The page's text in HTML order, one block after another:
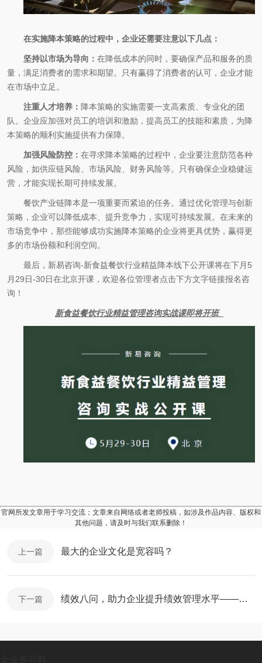
在实施降本策略的过程中，企业还需要注意以下几点：
坚持以市场为导向： 在降低成本的同时，要确保产品和服务的质
量，满足消费者的需求和期望。只有赢得了消费者的认可，企业才能
在市场中立足。
注重人才培养： 降本策略的实施需要一支高素质、专业化的团
队。企业应加强对员工的培训和激励，提高员工的技能和素质，为降
本策略的顺利实施提供有力保障。
加强风险防控： 在寻求降本策略的过程中，企业要注意防范各种
风险，如供应链风险、市场风险、财务风险等。只有确保企业稳健运
营，才能实现长期可持续发展。
餐饮产业链降本是一项重要而紧迫的任务。通过优化管理与创新
策略，企业可以降低成本、提升竞争力，实现可持续发展。在未来的
市场竞争中，那些能够成功实施降本策略的企业将更具优势，赢得更
多的市场份额和利润空间。
最后，新易咨询-新食益餐饮行业精益降本线下公开课将在下月5
月29日-30日在北京开课，欢迎各位管理者点击下方文字链接报名咨
询！
新食益餐饮行业精益管理咨询实战课即将开班_
官网所发文章用于学习交流；文章来自网络或者老师投稿，如涉及作品内容、版权和
其他问题，请及时与我们联系删除！
上一篇 最大的企业文化是宽容吗？
下一篇 绩效八问，助力企业提升绩效管理水平——新易咨询